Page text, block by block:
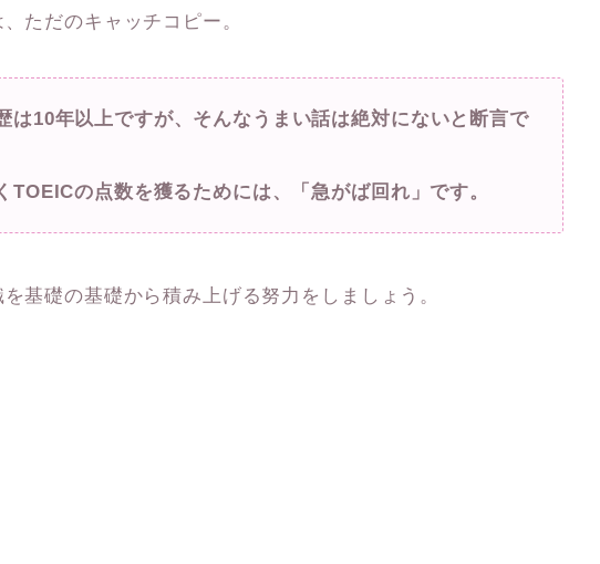
ただのキャッチコピー。
は10年以上ですが、そんなうまい話は絶対にないと断言で
TOEICの点数を獲るためには、「急がば回れ」です。
基礎の基礎から積み上げる努力をしましょう。